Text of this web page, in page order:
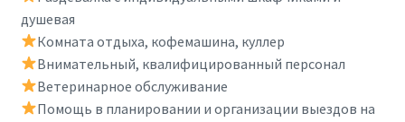
душевая
Комната отдыха, кофемашина, куллер
Внимательный, квалифицированный персонал
Ветеринарное обслуживание
Помощь в планировании и организации выездов на